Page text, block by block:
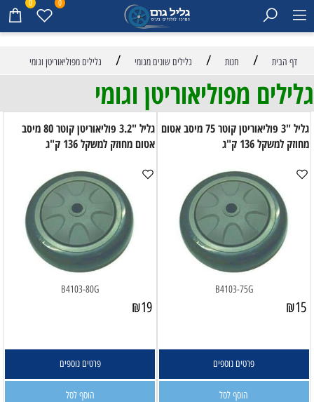
0 0
דף הבית / חנות / גלילים שונים מגומי / גלילים מפוליאוריטן וגומי
גלילים מפוליאוריטן וגומי
גליל "3 פוליאוריטן קוטר 75 מיסב אטום
מחוזק למשקל 136 ק"ג
B4103-75G
₪15
פרטים נוספים
הוסף לסל
גליל "3.2 פוליאוריטן קוטר 80 מיסב
אטום מחוזק למשקל 136 ק"ג
B4103-80G
₪19
פרטים נוספים
הוסף לסל